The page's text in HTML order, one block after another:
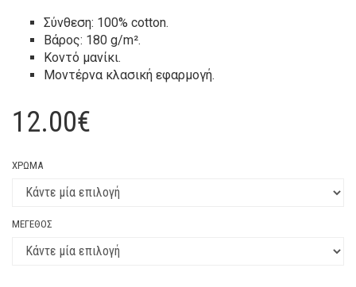
Σύνθεση: 100% cotton.
Βάρος: 180 g/m².
Κοντό μανίκι.
Μοντέρνα κλασική εφαρμογή.
12.00€
ΧΡΏΜΑ
ΜΈΓΕΘΟΣ